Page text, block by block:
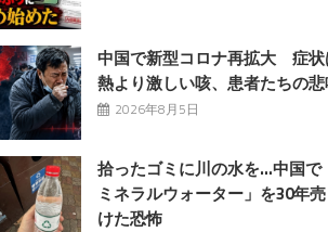
中国で新型コロナ再拡大 症状
熱より激しい咳、患者たちの
2026年8月5日
拾ったゴミに川の水を…中国で
ミネラルウォーター」を30年
けた恐怖